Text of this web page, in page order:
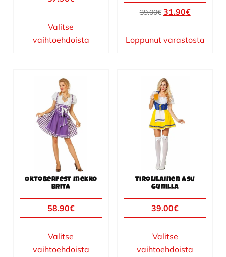
Valitse
vaihtoehdoista
39.00€ Alkuperäinen
hinta
oli:
31.90€Nykyinen
hinta
on:
Loppunut varastosta
Oktoberfest mekko
Brita
58.90€
Valitse
vaihtoehdoista
tuotteella
useampi
muunnelma.
sivulla.
Tirolilainen asu
Gunilla
39.00€
Valitse
vaihtoehdoista
tuotteella
useampi
muunnelma.
tuotteen
sivulla.